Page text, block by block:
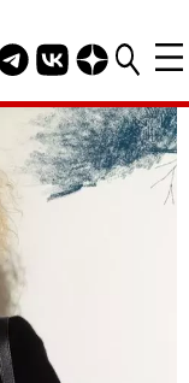
канал
Группа HELLO
Канал